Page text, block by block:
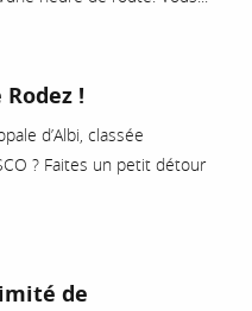
!
d’Albi, classée
? Faites un petit détour
de